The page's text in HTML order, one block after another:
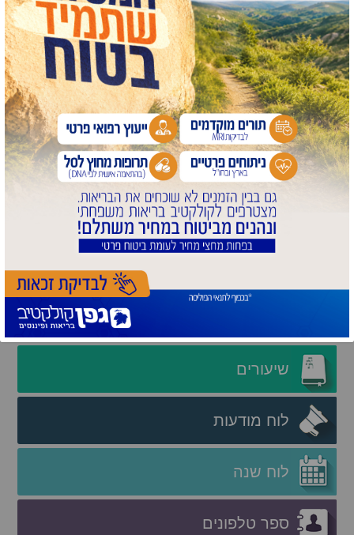
אני מדריכת טיולים במקצועי האם מותר לי להדריך טיול
באזור אילת?
יש לבנות טיול באוטובוס הנהג גבר, האם מותר להן לשיר
באוטובוס?
לוח אירועים
שיעורים
לוח מודעות
לוח שנה
ספר טלפונים